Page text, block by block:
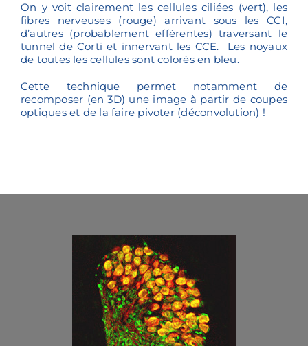
On y voit clairement les cellules ciliées (vert), les
fibres nerveuses (rouge) arrivant sous les CCI,
d’autres (probablement efférentes) traversant le
tunnel de Corti et innervant les CCE. Les noyaux
de toutes les cellules sont colorés en bleu.
Cette technique permet notamment de
recomposer (en 3D) une image à partir de coupes
optiques et de la faire pivoter (déconvolution) !